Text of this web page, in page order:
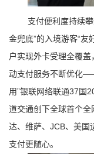
支付便利度持续
金兜底”的入境游客“友
户实现外卡受理全覆
动支付服务不断优化
用”银联网络联通37国
道交通创下全球首个
达、维萨、JCB、美国
支付更随心。